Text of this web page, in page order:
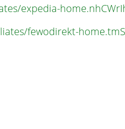
expedia-
fewodirekt-